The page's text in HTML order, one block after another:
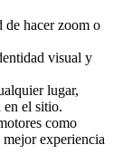
de hacer zoom o
visual y
lugar,
en el sitio.
como
experiencia